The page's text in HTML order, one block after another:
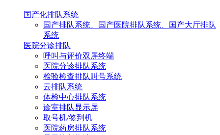
国产化排队系统
国产排队系统、国产医院排队系统、国产大厅排队
系统
医院分诊排队
呼叫与评价双屏终端
医院分诊排队系统
检验检查排队叫号系统
云排队系统
体检中心排队系统
诊室排队显示屏
取号机/签到机
医院药房排队系统